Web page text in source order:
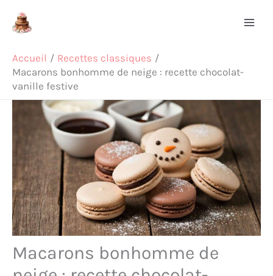
Accueil
Recettes classiques
Macarons bonhomme de neige : recette chocolat-
vanille festive
Macarons bonhomme de
Rechercher